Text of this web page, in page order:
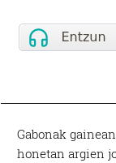
Gabonak
honetan argien